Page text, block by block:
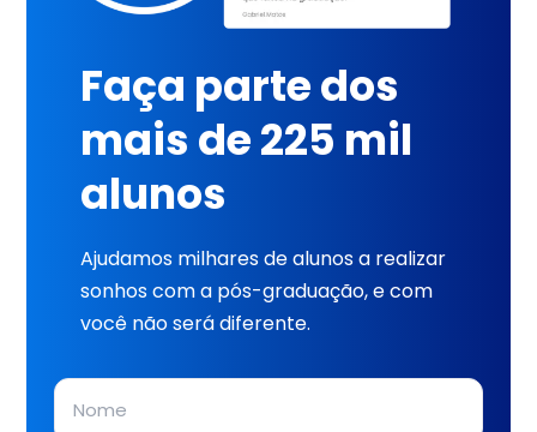
Faça parte dos
mais de 225 mil
alunos
Ajudamos milhares de alunos a realizar
sonhos com a pós-graduação, e com
você não será diferente.